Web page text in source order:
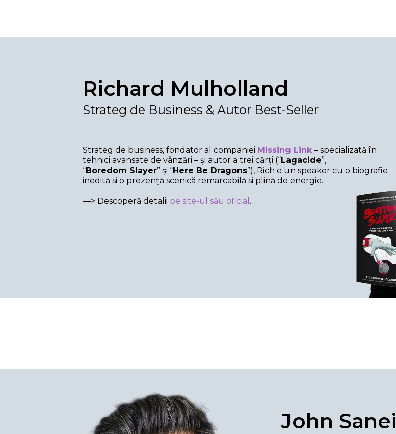
Richard Mulholland
Strateg de Business & Autor Best-Seller
Strateg de business, fondator al companiei Missing Link – specializată în
tehnici avansate de vânzări – și autor a trei cărți (“Lagacide”,
“Boredom Slayer” și “Here Be Dragons”), Rich e un speaker cu o biografie
inedită si o prezență scenică remarcabilă si plină de energie.
—> Descoperă detalii pe site-ul său oficial .
John Sanei